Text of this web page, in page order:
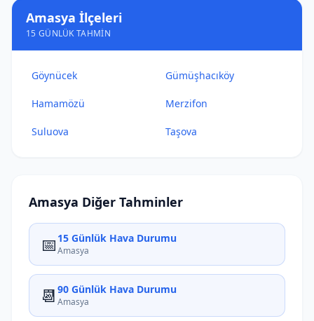
Amasya İlçeleri
15 GÜNLÜK TAHMIN
Göynücek Gümüşhacıköy
Hamamözü Merzifon
Suluova Taşova
Amasya Diğer Tahminler
📅 15 Günlük Hava Durumu
Amasya
📆 90 Günlük Hava Durumu
Amasya